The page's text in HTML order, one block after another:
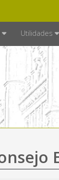
Utilidades